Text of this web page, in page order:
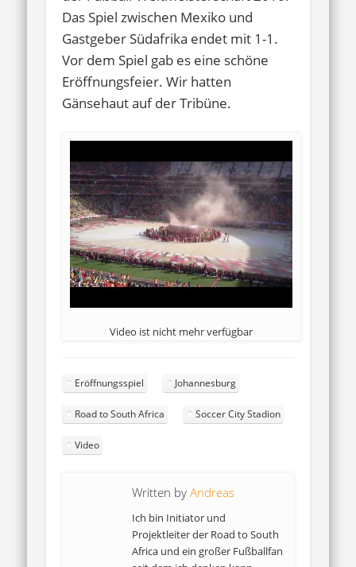
Das Spiel zwischen Mexiko und
Gastgeber Südafrika endet mit 1-1.
Vor dem Spiel gab es eine schöne
Eröffnungsfeier. Wir hatten
Gänsehaut auf der Tribüne.
Video ist nicht mehr verfügbar
Eröffnungsspiel Johannesburg
Road to South Africa Soccer City Stadion
Video
Written byAndreas
Ich bin Initiator und
Projektleiter der Road to South
Africa und ein großer Fußballfan